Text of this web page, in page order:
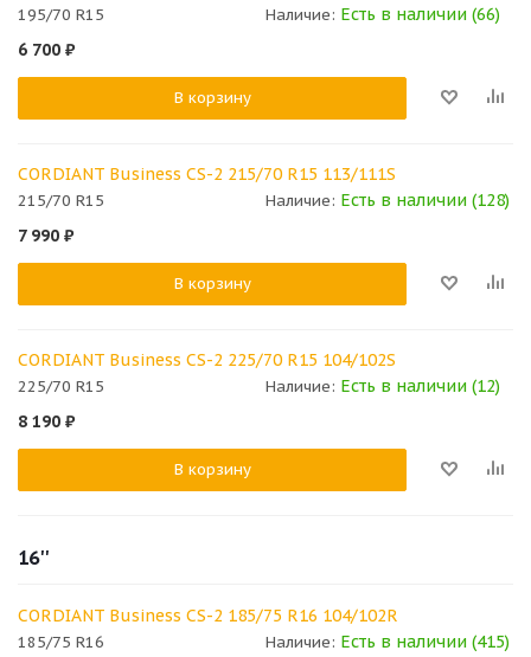
195/70 R15 Наличие: Есть в наличии (66)
6 700 ₽
В корзину
CORDIANT Business СS-2 215/70 R15 113/111S
215/70 R15 Наличие: Есть в наличии (128)
7 990 ₽
В корзину
CORDIANT Business СS-2 225/70 R15 104/102S
225/70 R15 Наличие: Есть в наличии (12)
8 190 ₽
В корзину
16''
CORDIANT Business СS-2 185/75 R16 104/102R
185/75 R16 Наличие: Есть в наличии (415)